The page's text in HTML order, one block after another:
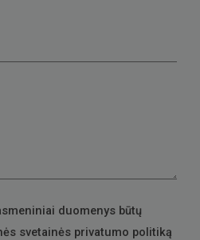
duomenys būtų
svetainės privatumo politiką